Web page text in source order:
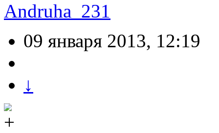
Andruha_231
09 января 2013, 12:19
↓